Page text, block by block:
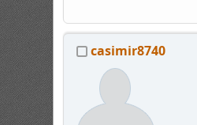
casimir8740